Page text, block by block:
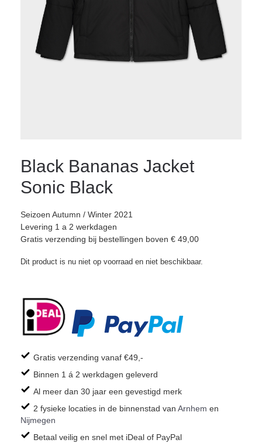
Black Bananas Jacket
Sonic Black
Seizoen Autumn / Winter 2021
Levering 1 a 2 werkdagen
Gratis verzending bij bestellingen boven € 49,00
Dit product is nu niet op voorraad en niet beschikbaar.
Gratis verzending vanaf €49,-
Binnen 1 á 2 werkdagen geleverd
Al meer dan 30 jaar een gevestigd merk
2 fysieke locaties in de binnenstad van Arnhem en
Nijmegen
Betaal veilig en snel met iDeal of PayPal